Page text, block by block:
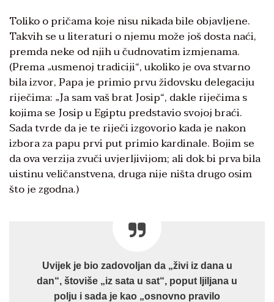
Toliko o pričama koje nisu nikada bile objavljene.
Takvih se u literaturi o njemu može još dosta naći,
premda neke od njih u čudnovatim izmjenama.
(Prema „usmenoj tradiciji“, ukoliko je ova stvarno
bila izvor, Papa je primio prvu židovsku delegaciju
riječima: „Ja sam vaš brat Josip“, dakle riječima s
kojima se Josip u Egiptu predstavio svojoj braći.
Sada tvrde da je te riječi izgovorio kada je nakon
izbora za papu prvi put primio kardinale. Bojim se
da ova verzija zvuči uvjerljivijom; ali dok bi prva bila
uistinu veličanstvena, druga nije ništa drugo osim
što je zgodna.)
Uvijek je bio zadovoljan da „živi iz dana u
dan“, štoviše „iz sata u sat“, poput ljiljana u
polju i sada je kao „osnovno pravilo